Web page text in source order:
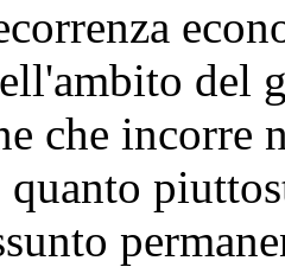
del
che incorre
quanto